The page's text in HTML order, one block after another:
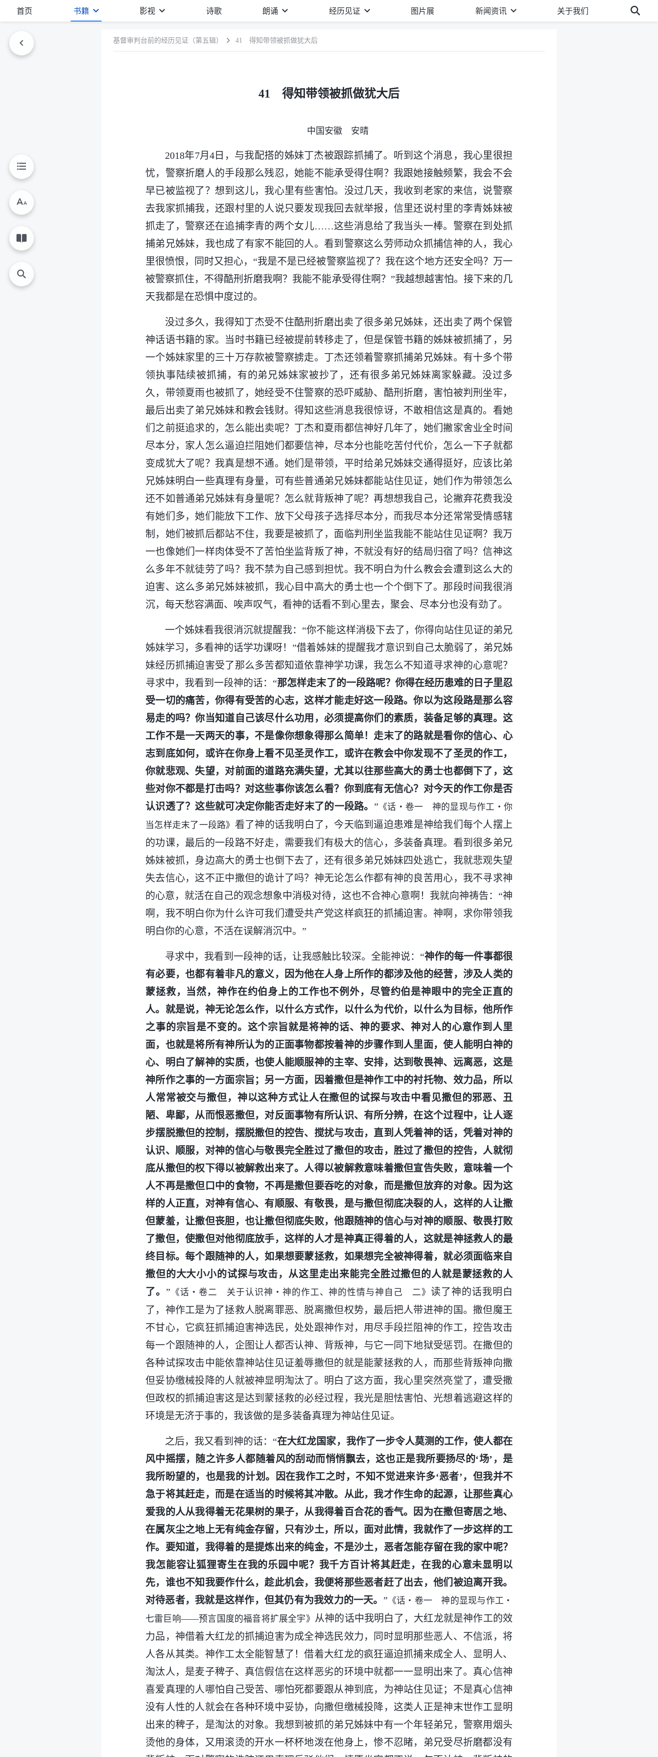
首页 书籍 影视 诗歌 朗诵 经历见证 图片展 新闻资讯 关于我们
基督审判台前的经历见证（第五辑） 41 得知带领被抓做犹大后
41 得知带领被抓做犹大后
中国安徽 安晴
2018年7月4日，与我配搭的姊妹丁杰被跟踪抓捕了。听到这个消息，我心里很担
忧，警察折磨人的手段那么残忍，她能不能承受得住啊？我跟她接触频繁，我会不会
早已被监视了？想到这儿，我心里有些害怕。没过几天，我收到老家的来信，说警察
去我家抓捕我，还跟村里的人说只要发现我回去就举报，信里还说村里的李青姊妹被
抓走了，警察还在追捕李青的两个女儿……这些消息给了我当头一棒。警察在到处抓
捕弟兄姊妹，我也成了有家不能回的人。看到警察这么劳师动众抓捕信神的人，我心
里很愤恨，同时又担心，“我是不是已经被警察监视了？我在这个地方还安全吗？万一
被警察抓住，不得酷刑折磨我啊？我能不能承受得住啊？”我越想越害怕。接下来的几
天我都是在恐惧中度过的。
没过多久，我得知丁杰受不住酷刑折磨出卖了很多弟兄姊妹，还出卖了两个保管
神话语书籍的家。当时书籍已经被提前转移走了，但是保管书籍的姊妹被抓捕了，另
一个姊妹家里的三十万存款被警察掳走。丁杰还领着警察抓捕弟兄姊妹。有十多个带
领执事陆续被抓捕，有的弟兄姊妹家被抄了，还有很多弟兄姊妹离家躲藏。没过多
久，带领夏雨也被抓了，她经受不住警察的恐吓威胁、酷刑折磨，害怕被判刑坐牢，
最后出卖了弟兄姊妹和教会钱财。得知这些消息我很惊讶，不敢相信这是真的。看她
们之前挺追求的，怎么能出卖呢？丁杰和夏雨都信神好几年了，她们撇家舍业全时间
尽本分，家人怎么逼迫拦阻她们都要信神，尽本分也能吃苦付代价，怎么一下子就都
变成犹大了呢？我真是想不通。她们是带领，平时给弟兄姊妹交通得挺好，应该比弟
兄姊妹明白一些真理有身量，可有些普通弟兄姊妹都能站住见证，她们作为带领怎么
还不如普通弟兄姊妹有身量呢？怎么就背叛神了呢？再想想我自己，论撇弃花费我没
有她们多，她们能放下工作、放下父母孩子选择尽本分，而我尽本分还常常受情感辖
制，她们被抓后都站不住，我要是被抓了，面临判刑坐监我能不能站住见证啊？我万
一也像她们一样肉体受不了苦怕坐监背叛了神，不就没有好的结局归宿了吗？信神这
么多年不就徒劳了吗？我不禁为自己感到担忧。我不明白为什么教会会遭到这么大的
迫害、这么多弟兄姊妹被抓，我心目中高大的勇士也一个个倒下了。那段时间我很消
沉，每天愁容满面、唉声叹气，看神的话看不到心里去，聚会、尽本分也没有劲了。
一个姊妹看我很消沉就提醒我：“你不能这样消极下去了，你得向站住见证的弟兄
姊妹学习，多看神的话学功课呀！”借着姊妹的提醒我才意识到自己太脆弱了，弟兄姊
妹经历抓捕迫害受了那么多苦都知道依靠神学功课，我怎么不知道寻求神的心意呢？
寻求中，我看到一段神的话：“那怎样走末了的一段路呢？你得在经历患难的日子里忍
受一切的痛苦，你得有受苦的心志，这样才能走好这一段路。你以为这段路是那么容
易走的吗？你当知道自己该尽什么功用，必须提高你们的素质，装备足够的真理。这
工作不是一天两天的事，不是像你想象得那么简单！走末了的路就是看你的信心、心
志到底如何，或许在你身上看不见圣灵作工，或许在教会中你发现不了圣灵的作工，
你就悲观、失望，对前面的道路充满失望，尤其以往那些高大的勇士也都倒下了，这
些对你不都是打击吗？对这些事你该怎么看？你到底有无信心？对今天的作工你是否
认识透了？这些就可决定你能否走好末了的一段路。 ” 《话・卷一 神的显现与作工・你
当怎样走末了一段路》 看了神的话我明白了，今天临到逼迫患难是神给我们每个人摆上
的功课，最后的一段路不好走，需要我们有极大的信心，多装备真理。看到很多弟兄
姊妹被抓，身边高大的勇士也倒下去了，还有很多弟兄姊妹四处逃亡，我就悲观失望
失去信心，这不正中撒但的诡计了吗？神无论怎么作都有神的良苦用心，我不寻求神
的心意，就活在自己的观念想象中消极对待，这也不合神心意啊！我就向神祷告：“神
啊，我不明白你为什么许可我们遭受共产党这样疯狂的抓捕迫害。神啊，求你带领我
明白你的心意，不活在误解消沉中。”
寻求中，我看到一段神的话，让我感触比较深。全能神说：“神作的每一件事都很
有必要，也都有着非凡的意义，因为他在人身上所作的都涉及他的经营，涉及人类的
蒙拯救，当然，神作在约伯身上的工作也不例外，尽管约伯是神眼中的完全正直的
人。就是说，神无论怎么作，以什么方式作，以什么为代价，以什么为目标，他所作
之事的宗旨是不变的。这个宗旨就是将神的话、神的要求、神对人的心意作到人里
面，也就是将所有神所认为的正面事物都按着神的步骤作到人里面，使人能明白神的
心、明白了解神的实质，也使人能顺服神的主宰、安排，达到敬畏神、远离恶，这是
神所作之事的一方面宗旨；另一方面，因着撒但是神作工中的衬托物、效力品，所以
人常常被交与撒但，神以这种方式让人在撒但的试探与攻击中看见撒但的邪恶、丑
陋、卑鄙，从而恨恶撒但，对反面事物有所认识、有所分辨，在这个过程中，让人逐
步摆脱撒但的控制，摆脱撒但的控告、搅扰与攻击，直到人凭着神的话，凭着对神的
认识、顺服，对神的信心与敬畏完全胜过了撒但的攻击，胜过了撒但的控告，人就彻
底从撒但的权下得以被解救出来了。人得以被解救意味着撒但宣告失败，意味着一个
人不再是撒但口中的食物，不再是撒但要吞吃的对象，而是撒但放弃的对象。因为这
样的人正直，对神有信心、有顺服、有敬畏，是与撒但彻底决裂的人，这样的人让撒
但蒙羞，让撒但丧胆，也让撒但彻底失败，他跟随神的信心与对神的顺服、敬畏打败
了撒但，使撒但对他彻底放手，这样的人才是神真正得着的人，这就是神拯救人的最
终目标。每个跟随神的人，如果想要蒙拯救，如果想完全被神得着，就必须面临来自
撒但的大大小小的试探与攻击，从这里走出来能完全胜过撒但的人就是蒙拯救的人
了。 ” 《话・卷二 关于认识神・神的作工、神的性情与神自己 二》读了神的话我明白
了，神作工是为了拯救人脱离罪恶、脱离撒但权势，最后把人带进神的国。撒但魔王
不甘心，它疯狂抓捕迫害神选民，处处跟神作对，用尽手段拦阻神的作工，控告攻击
每一个跟随神的人，企图让人都否认神、背叛神，与它一同下地狱受惩罚。在撒但的
各种试探攻击中能依靠神站住见证羞辱撒但的就是能蒙拯救的人，而那些背叛神向撒
但妥协缴械投降的人就被神显明淘汰了。明白了这方面，我心里突然亮堂了，遭受撒
但政权的抓捕迫害这是达到蒙拯救的必经过程，我光是胆怯害怕、光想着逃避这样的
环境是无济于事的，我该做的是多装备真理为神站住见证。
之后，我又看到神的话：“在大红龙国家，我作了一步令人莫测的工作，使人都在
风中摇摆，随之许多人都随着风的刮动而悄悄飘去，这也正是我所要扬尽的‘场’，是
我所盼望的，也是我的计划。因在我作工之时，不知不觉进来许多‘恶者’，但我并不
急于将其赶走，而是在适当的时候将其冲散。从此，我才作生命的起源，让那些真心
爱我的人从我得着无花果树的果子，从我得着百合花的香气。因为在撒但寄居之地、
在属灰尘之地上无有纯金存留，只有沙土，所以，面对此情，我就作了一步这样的工
作。要知道，我得着的是提炼出来的纯金，不是沙土，恶者怎能存留在我的家中呢？
我怎能容让狐狸寄生在我的乐园中呢？我千方百计将其赶走，在我的心意未显明以
先，谁也不知我要作什么，趁此机会，我便将那些恶者赶了出去，他们被迫离开我。
对待恶者，我就是这样作，但其仍有为我效力的一天。 ” 《话・卷一 神的显现与作工・
七雷巨响——预言国度的福音将扩展全宇》 从神的话中我明白了，大红龙就是神作工的效
力品，神借着大红龙的抓捕迫害为成全神选民效力，同时显明那些恶人、不信派，将
人各从其类。神作工太全能智慧了！借着大红龙的疯狂逼迫抓捕来成全人、显明人、
淘汰人，是麦子稗子、真信假信在这样恶劣的环境中就都一一显明出来了。真心信神
喜爱真理的人哪怕自己受苦、哪怕死都要跟从神到底，为神站住见证；不是真心信神
没有人性的人就会在各种环境中妥协，向撒但缴械投降，这类人正是神末世作工显明
出来的稗子，是淘汰的对象。我想到被抓的弟兄姊妹中有一个年轻弟兄，警察用烟头
烫他的身体，又用滚烫的开水一杯杯地泼在他身上，惨不忍睹，弟兄受尽折磨都没有